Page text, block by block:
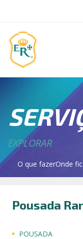
EXPLORAR
O que fazerOnde
Pousada
POUSADA